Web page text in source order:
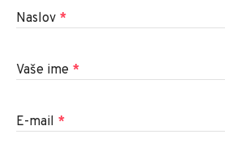
Naslov *
Vaše ime *
E-mail *